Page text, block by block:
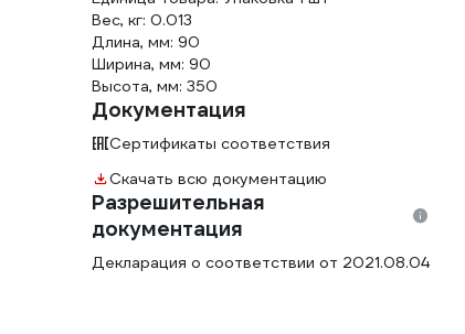
Вес, кг: 0.013
Длина, мм: 90
Ширина, мм: 90
Высота, мм: 350
Документация
Сертификаты соответствия
Скачать всю документацию
Разрешительная
документация
Декларация о соответствии от 2021.08.04